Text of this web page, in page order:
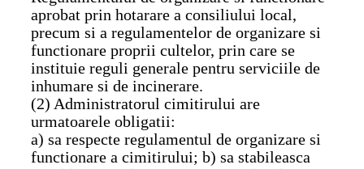
aprobat prin hotarare a consiliului local,
precum si a regulamentelor de organizare si
functionare proprii cultelor, prin care se
instituie reguli generale pentru serviciile de
inhumare si de incinerare.
(2) Administratorul cimitirului are
urmatoarele obligatii:
a) sa respecte regulamentul de organizare si
functionare a cimitirului; b) sa stabileasca